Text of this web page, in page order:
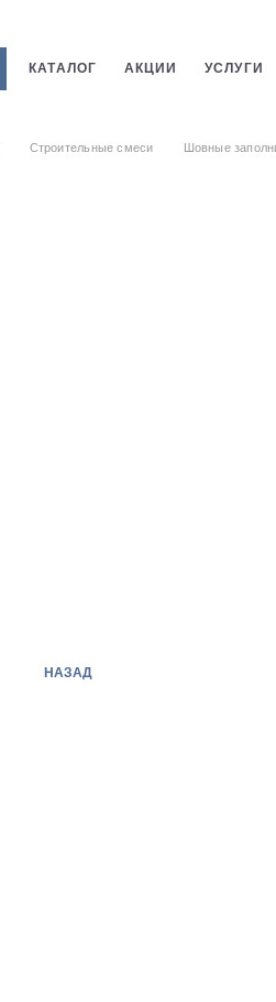
КАТАЛОГ АКЦИИ УСЛУГИ
Строительные смеси Шовные
НАЗАД